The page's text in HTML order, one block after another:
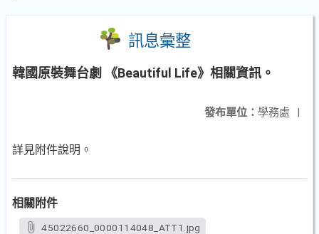
訊息彙整
韓國原裝舞台劇 《Beautiful Life》相關資訊。
發布單位： 學務處 |
詳見附件說明。
相關附件
45022660_0000114048_ATT1.jpg